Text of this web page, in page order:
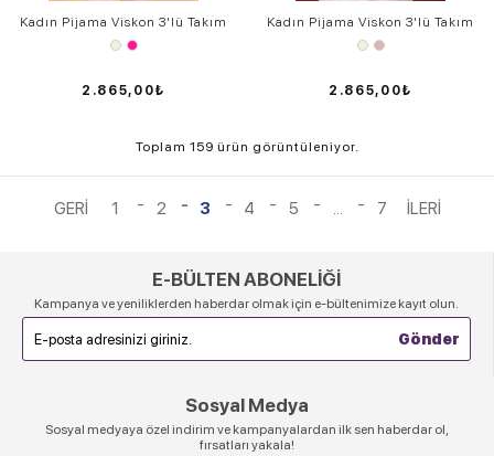
Kadın Pijama Viskon 3'lü Takım
2.865,00₺
Kadın Pijama Viskon 3'lü Takım
2.865,00₺
Toplam 159 ürün görüntüleniyor.
1 2 3 4 5 ... 7
E-BÜLTEN ABONELİĞİ
Kampanya ve yeniliklerden haberdar olmak için e-bültenimize kayıt olun.
Sosyal Medya
Sosyal medyaya özel indirim ve kampanyalardan ilk sen haberdar ol,
fırsatları yakala!